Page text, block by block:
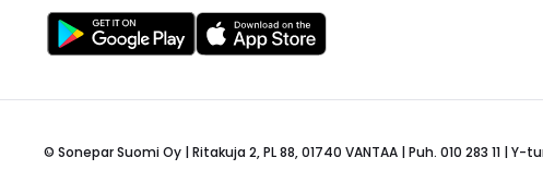
© Sonepar Suomi Oy | Ritakuja 2, PL 88, 01740 VANTAA | Puh. 010 283 11 | Y-